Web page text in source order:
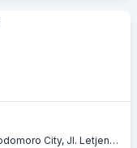
Central Park Mall, Lantai Lower Ground, Podomoro City, Jl. Letjend. S. Parman Kav. 28, Slipi, Jakarta Barat, Jakarta